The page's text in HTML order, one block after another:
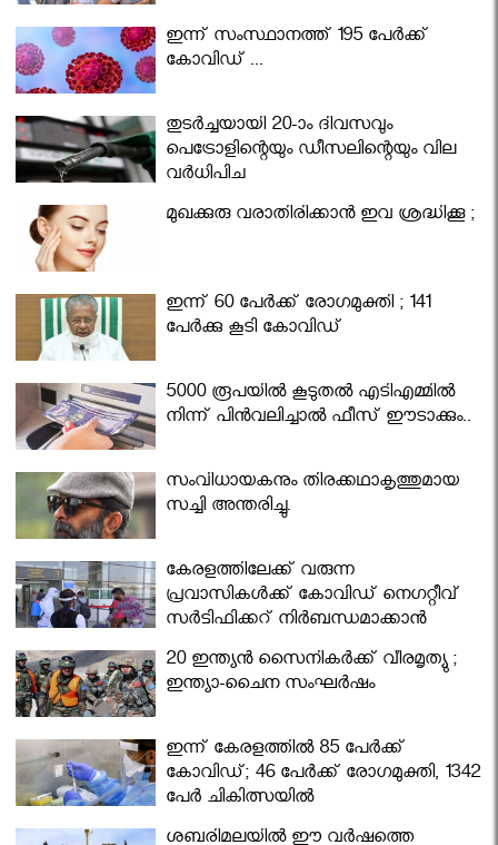
ഇന്ന് സംസ്ഥാനത്ത് 195 പേര്‍ക്ക്
കോവിഡ് ...
തുടർച്ചയായി 20-ാം ദിവസവും
പെട്രോളിന്റെയും ഡീസലിന്റെയും വില
വര്‍ധിപ്പിച്ചു
മുഖക്കുരു വരാതിരിക്കാന്‍ ഇവ ശ്രദ്ധിക്കൂ ;
ഇന്ന് 60 പേർക്ക് രോഗമുക്തി ; 141
പേര്‍ക്കു കൂടി കോവിഡ്
5000 രൂപയിൽ കൂടുതൽ എടിഎമ്മിൽ
നിന്ന് പിൻവലിച്ചാൽ ഫീസ് ഈടാക്കും..
സംവിധായകനും തിരക്കഥാകൃത്തുമായ
സച്ചി അന്തരിച്ചു.
കേരളത്തിലേക്ക് വരുന്ന
പ്രവാസികള്‍ക്ക് കോവിഡ് നെഗറ്റീവ്
സര്‍ട്ടിഫിക്കറ്റ് നിർബന്ധമാക്കാൻ
മന്ത്രിസഭ
20 ഇന്ത്യൻ സൈനികർക്ക് വീരമൃത്യു ;
ഇന്ത്യാ-ചൈന സംഘർഷം
ഇന്ന് കേരളത്തിൽ 85 പേർക്ക്
കോവിഡ്; 46 പേർക്ക് രോഗമുക്തി, 1342
പേർ ചികിത്സയിൽ